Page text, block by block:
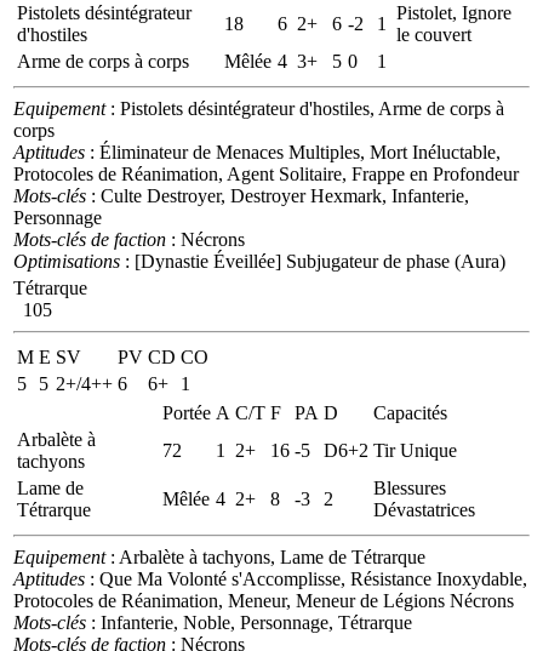
Pistolets désintégrateur
d'hostiles
18 6 2+ 6 -2 1
Pistolet, Ignore
le couvert
Arme de corps à corps
Mêlée 4 3+ 5 0 1
Equipement: Pistolets désintégrateur d'hostiles, Arme de corps à
corps
Aptitudes : Éliminateur de Menaces Multiples, Mort Inéluctable,
Protocoles de Réanimation, Agent Solitaire, Frappe en Profondeur
Mots-clés : Culte Destroyer, Destroyer Hexmark, Infanterie,
Personnage
Mots-clés de faction : Nécrons
Optimisations : [Dynastie Éveillée] Subjugateur de phase (Aura)
Tétrarque
105
M E SV PV CD CO
5
5 2+/4++ 6 6+
1
Portée A C/T F PA D
Capacités
Arbalète à
tachyons
72 1 2+ 16 -5 D6+2 Tir Unique
Lame de
Tétrarque
Mêlée 4 2+ 8 -3 2
Blessures
Dévastatrices
Equipement: Arbalète à tachyons, Lame de Tétrarque
Aptitudes : Que Ma Volonté s'Accomplisse, Résistance Inoxydable,
Protocoles de Réanimation, Meneur, Meneur de Légions Nécrons
Mots-clés : Infanterie, Noble, Personnage, Tétrarque
Mots-clés de faction : Nécrons